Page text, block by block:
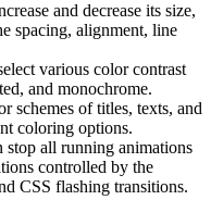
and decrease its size,
spacing, alignment, line
various color contrast
and monochrome.
schemes of titles, texts, and
coloring options.
stop all running animations
controlled by the
CSS flashing transitions.